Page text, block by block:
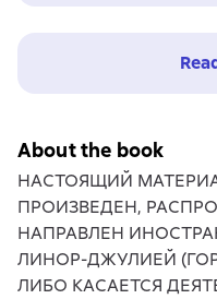
About the book
НАСТОЯЩИЙ
ПРОИЗВЕДЕН,
НАПРАВЛЕН
ЛИНОР-ДЖУЛИЕЙ
ЛИБО КАСАЕТСЯ